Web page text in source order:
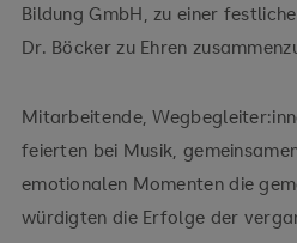
Bildung GmbH, zu einer
Dr. Böcker zu Ehren
Mitarbeitende,
feierten bei Musik,
emotionalen Momenten die
würdigten die Erfolge der